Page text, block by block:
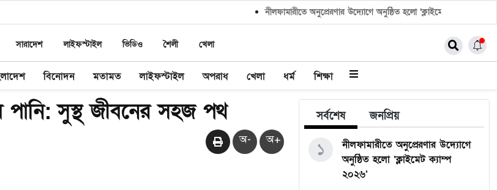
নীলফামারীতে অনুপ্রেরণার উদ্যোগে অনুষ্ঠিত হলো ‘ক্লাইমেট ক্যাম্প ২০২৬’
সারাদেশ লাইফস্টাইল ভিডিও শৈলী খেলা
বিনোদন মতামত লাইফস্টাইল অপরাধ খেলা ধর্ম শিক্ষা
সুস্থ জীবনের সহজ পথ
অ- অ+
সর্বশেষ জনপ্রিয়
নীলফামারীতে অনুপ্রেরণার উদ্যোগে
অনুষ্ঠিত হলো ‘ক্লাইমেট ক্যাম্প
২০২৬’
১